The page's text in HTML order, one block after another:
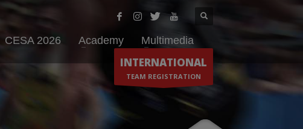
CESA 2026 Academy Multimedia
INTERNATIONAL
TEAM REGISTRATION